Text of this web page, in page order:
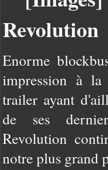
Revolution
Enorme
impression à
trailer ayant
de ses
Revolution
notre plus grand